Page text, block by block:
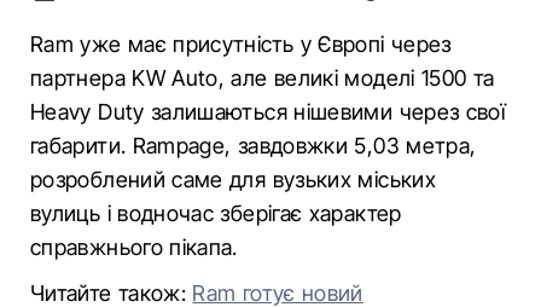
Ram уже має присутність у Європі через
партнера KW Auto, але великі моделі 1500 та
Heavy Duty залишаються нішевими через свої
габарити. Rampage, завдовжки 5,03 метра,
розроблений саме для вузьких міських
вулиць і водночас зберігає характер
справжнього пікапа.
Читайте також: Ram готує новий